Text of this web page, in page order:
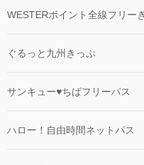
WESTERポイント全線フリー
ぐるっと九州きっぷ
サンキュー♥ちばフリーパス
ハロー！自由時間ネットパス